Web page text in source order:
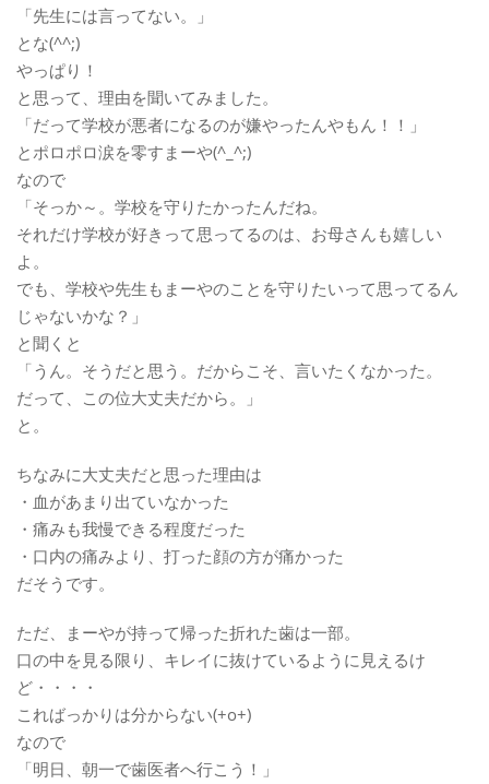
「先生には言ってない。」
とな(^^;)
やっぱり！
と思って、理由を聞いてみました。
「だって学校が悪者になるのが嫌やったんやもん！！」
とポロポロ涙を零すまーや(^_^;)
なので
「そっか～。学校を守りたかったんだね。
それだけ学校が好きって思ってるのは、お母さんも嬉しい
よ。
でも、学校や先生もまーやのことを守りたいって思ってるん
じゃないかな？」
と聞くと
「うん。そうだと思う。だからこそ、言いたくなかった。
だって、この位大丈夫だから。」
と。
ちなみに大丈夫だと思った理由は
・血があまり出ていなかった
・痛みも我慢できる程度だった
・口内の痛みより、打った顔の方が痛かった
だそうです。
ただ、まーやが持って帰った折れた歯は一部。
口の中を見る限り、キレイに抜けているように見えるけ
ど・・・・
こればっかりは分からない(+o+)
なので
「明日、朝一で歯医者へ行こう！」